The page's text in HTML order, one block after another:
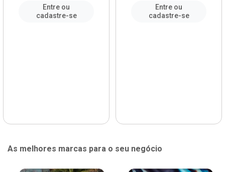
Entre ou
cadastre-se
Entre ou
cadastre-se
As melhores marcas para o seu negócio